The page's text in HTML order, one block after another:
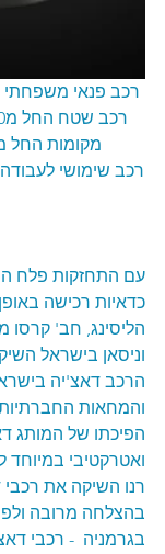
מקומות החל מ 99,990
עם התחזקות פלח
כדאיות רכישה
הליסינג, חב' קרסו
וניסאן בישראל
הרכב דאצ'יה
והמחאות
הפיכתו של המותג
ואטרקטיבי במיוחד
רנו השיקה את
בהצלחה מרובה
בגרמניה  - רכבי